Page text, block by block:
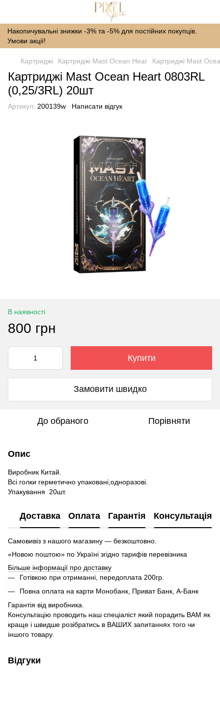
Накопичувальні знижки -3% та -5% для постійних покупців.
Умови акції!
Картриджі Картриджі Mast Ocean Hear Картриджі Mast
Картриджі Mast Ocean Heart 0803RL
(0,25/3RL) 20шт
Артикул: 200139w Написати відгук
В наявності
800 грн
Купити
Замовити швидко
До обраного Порівняти
Опис
Виробник Китай.
Всі голки герметично упаковані,одноразові.
Упакування 20шт.
Доставка Оплата Гарантія Консультація
Самовивіз з нашого магазину — безкоштовно.
«Новою поштою» по Україні згідно тарифів перевізника
Більше інформації про доставку
Готівкою при отриманні, передоплата 200гр.
Повна оплата на карти Монобанк, Приват Банк, А-Банк
Гарантія від виробника.
Консультацію проводить наш спеціаліст який порадить ВАМ як
краще і швидше розібратись в ВАШИХ запитаннях того чи
іншого товару.
Відгуки